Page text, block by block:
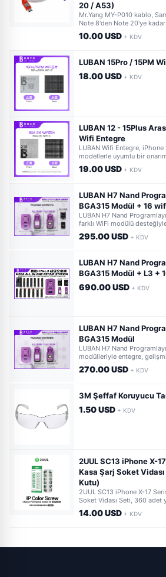
20 / A53)
Mr.Yang MY-P010 kablo,
Note 8'den Note 20'ye
Mode'a kolayca girmenizi
işlemleri için özel olarak
10.00 USD + KDV
LUBAN 15Pro / 15PM
18.00 USD + KDV
LUBAN 12 - 15Plus
Wifi Entegre
LUBAN Wifi Entegre,
modellerle uyumlu bir
özelliği sayesinde kolayca
veri aktarımı sağlayabilirsiniz.
19.00 USD + KDV
LUBAN H7 Nand
BGA315 Modül + 16
LUBAN H7 Nand
farklı WiFi modülü
ve onarım çözümleri sunar.
en zorlu işlerini kolaylaştırır.
295.00 USD + KDV
LUBAN H7 Nand
BGA315 Modül + L3 +
690.00 USD + KDV
LUBAN H7 Nand
BGA315 Modül
LUBAN H7 Nand
modülleriyle entegre,
güvenilir veri okuma-yazma
kullanıcıların vazgeçilmez
270.00 USD + KDV
3M Şeffaf Koruyucu
1.50 USD + KDV
2UUL SC13 iPhone X-
Kasa Şarj Soket
Kutu)
2UUL SC13 iPhone X-17
Soket Vidası Seti, 360 adet
vidası ile iPhone
Teknik servisler ve GSM
14.00 USD + KDV